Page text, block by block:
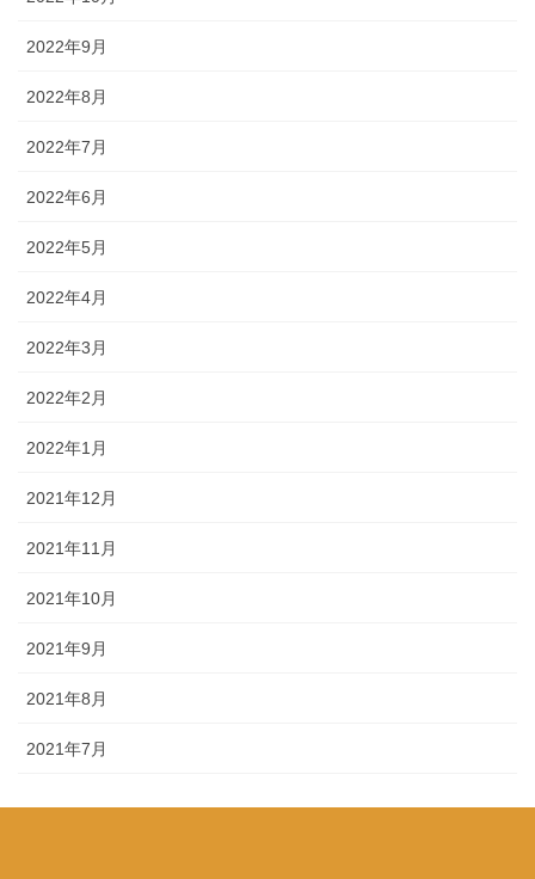
2022年9月
2022年8月
2022年7月
2022年6月
2022年5月
2022年4月
2022年3月
2022年2月
2022年1月
2021年12月
2021年11月
2021年10月
2021年9月
2021年8月
2021年7月